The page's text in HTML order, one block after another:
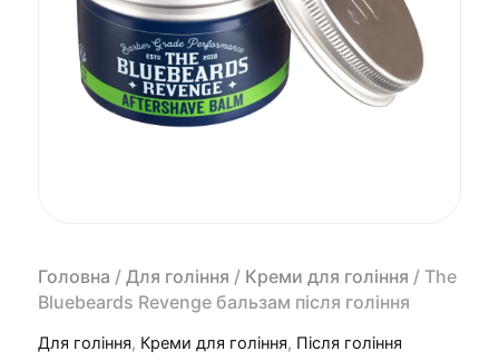
Головна / Для гоління / Креми для гоління / The
Bluebeards Revenge бальзам після гоління
Для гоління, Креми для гоління, Після гоління